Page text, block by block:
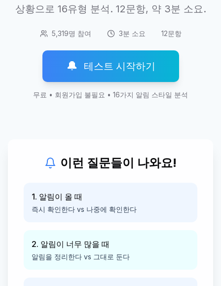
상황으로 16유형 분석. 12문항, 약 3분 소요.
5,319명 참여 3분 소요 12문항
🔔 테스트 시작하기
무료 • 회원가입 불필요 • 16가지 알림 스타일 분석
이런 질문들이 나와요!
1. 알림이 올 때
즉시 확인한다 vs 나중에 확인한다
2. 알림이 너무 많을 때
알림을 정리한다 vs 그대로 둔다